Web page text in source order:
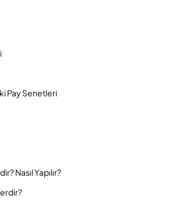
Pay Senetleri
Nasıl Yapılır?